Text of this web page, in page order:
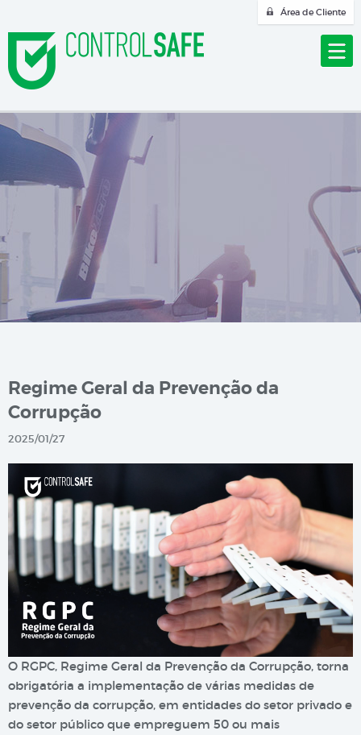
Área de Cliente
Regime Geral da Prevenção da
Corrupção
2025/01/27
O RGPC, Regime Geral da Prevenção da Corrupção, torna
obrigatória a implementação de várias medidas de
prevenção da corrupção, em entidades do setor privado e
do setor público que empreguem 50 ou mais